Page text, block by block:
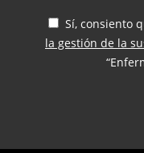
Sí, consiento
la gestión de la